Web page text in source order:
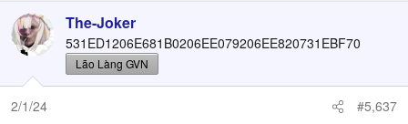
The-Joker
531ED1206E681B0206EE079206EE820731EBF70
Lão Làng GVN
2/1/24 #5,637